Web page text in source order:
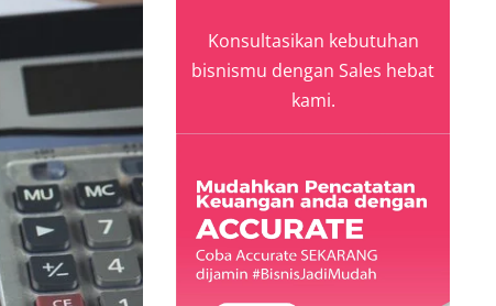
Konsultasikan kebutuhan
bisnismu dengan Sales hebat
kami.